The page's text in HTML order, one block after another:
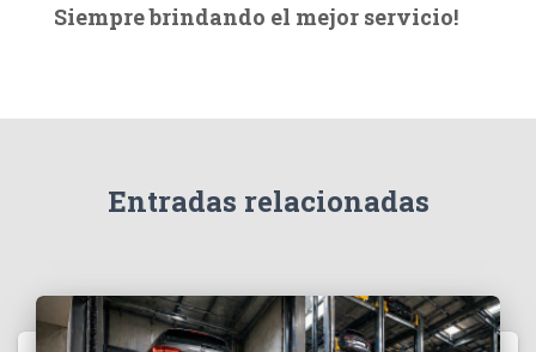
c
Siempre brindando el mejor servicio!
Entradas relacionadas